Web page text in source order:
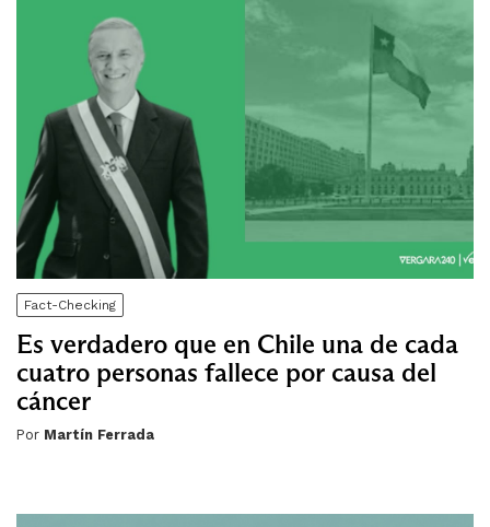
Fact-Checking
Es verdadero que en Chile una de cada
cuatro personas fallece por causa del
cáncer
Por Martín Ferrada